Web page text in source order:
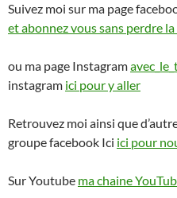
Suivez moi sur ma page
et abonnez vous sans perdre
ou ma page Instagram
instagram ici pour y aller
Retrouvez moi ainsi que
groupe facebook Ici ici pour
Sur Youtube ma chaine